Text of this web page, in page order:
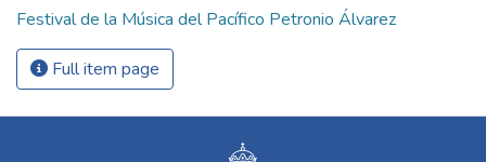
Festival de la Música del Pacífico Petronio Álvarez
Full item page